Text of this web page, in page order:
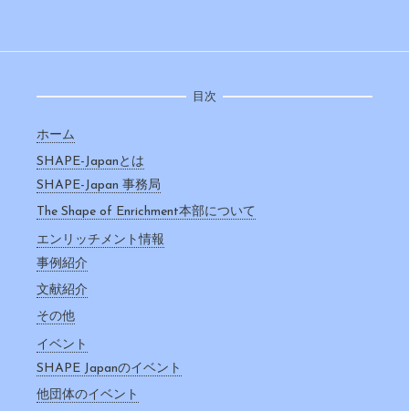
目次
ホーム
SHAPE-Japanとは
SHAPE-Japan 事務局
The Shape of Enrichment本部について
エンリッチメント情報
事例紹介
文献紹介
その他
イベント
SHAPE Japanのイベント
他団体のイベント